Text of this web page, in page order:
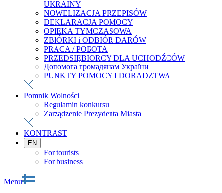
UKRAINY
NOWELIZACJA PRZEPISÓW
DEKLARACJA POMOCY
OPIEKA TYMCZASOWA
ZBIÓRKI i ODBIÓR DARÓW
PRACA / РОБОТА
PRZEDSIĘBIORCY DLA UCHODŹCÓW
Допомога громадянам України
PUNKTY POMOCY I DORADZTWA
Pomnik Wolności
Regulamin konkursu
Zarządzenie Prezydenta Miasta
KONTRAST
EN
For tourists
For business
Menu